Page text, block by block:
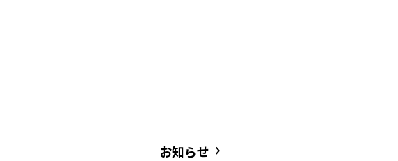
お知らせ